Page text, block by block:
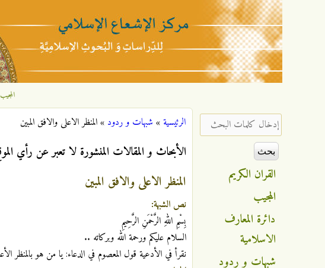
الإشعاع
الإسلامي
المجيب
أنت هنا
الرئيسية» شبهات و ردود »المنظر الاعلى والافق المبين
الأبحاث و المقالات المنشورة لا تعبر عن رأي
المنظر الاعلى والافق المبين
نص الشبهة:
بِسْمِ اللهِ الرَّحْمَنِ الرَّحِيمِ
السلام عليكم ورحمة الله وبركاته ..
نقرأ في الأدعية قول المعصوم في الدعاء: يا من هو بالمنظر
‏إدخال كلمات البحث ‏
القران الكريم
المجيب
دائرة المعارف
الاسلامية
شبهات و ردود